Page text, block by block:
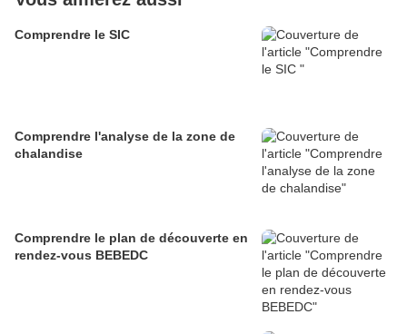
Comprendre le SIC
Comprendre l'analyse de la zone de
chalandise
Comprendre le plan de découverte en
rendez-vous BEBEDC